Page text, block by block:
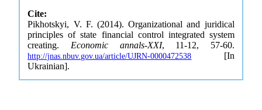
Cite:
Pikhotskyi, V. F. (2014). Organizational and juridical
principles of state financial control integrated system
creating. Economic annals-XXI, 11-12, 57-60.
http://jnas.nbuv.gov.ua/article/UJRN-0000472538 [In
Ukrainian].